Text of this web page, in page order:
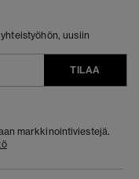
uusiin
TILAA
markkinointiviestejä.